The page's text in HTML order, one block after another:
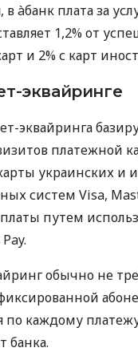
àбанк плата за
1,2% от
и 2% с карт
эквайринге
эквайринга
платежной
украинских и
систем Visa,
путем
обычно не
по каждому
банка.